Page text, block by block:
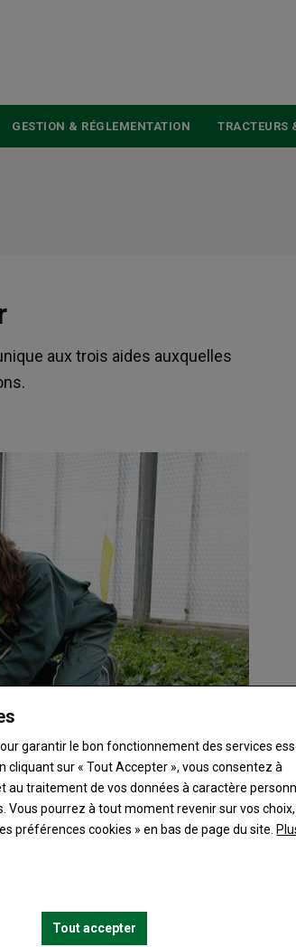
GESTION & RÉGLEMENTATION TRACTEURS
aux trois aides auxquelles
garantir le bon fonctionnement des services
cliquant sur « Tout Accepter », vous consentez à
au traitement de vos données à caractère
Vous pourrez à tout moment revenir sur vos
préférences cookies » en bas de page du site.
Tout accepter